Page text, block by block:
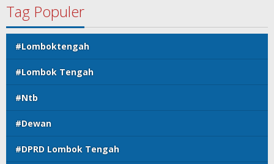
Tag Populer
#Lomboktengah
#Lombok Tengah
#Ntb
#Dewan
#DPRD Lombok Tengah